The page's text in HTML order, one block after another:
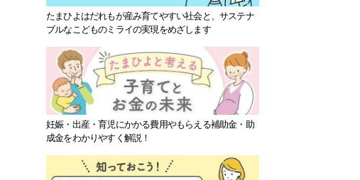
たまひよはだれもが産み育てやすい社会と、サステナ
ブルなこどものミライの実現をめざします
妊娠・出産・育児にかかる費用やもらえる補助金・助
成金をわかりやすく解説！